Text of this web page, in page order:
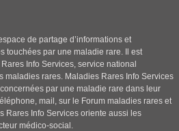
de partage d’informations et
touchées par une maladie rare. Il est
Info Services, service national
maladies rares. Maladies Rares Info Services
par une maladie rare dans leur
mail, sur le Forum maladies rares et
Rares Info Services oriente aussi les
médico-social.